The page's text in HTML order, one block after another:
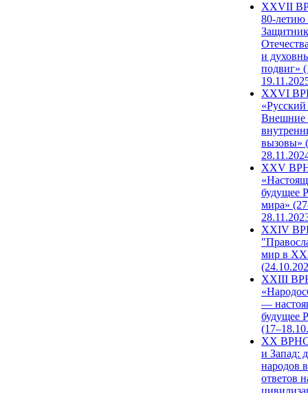
ХХVII
80-
и
подвиг»
XXVI
Внешние
вызовы»
XXV
будущее
мира»
XXIV
мир в
XXIII
—
будущее
XX ВРНС
и Запад:
народов
ответов